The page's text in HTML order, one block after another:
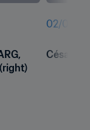
02/07
César